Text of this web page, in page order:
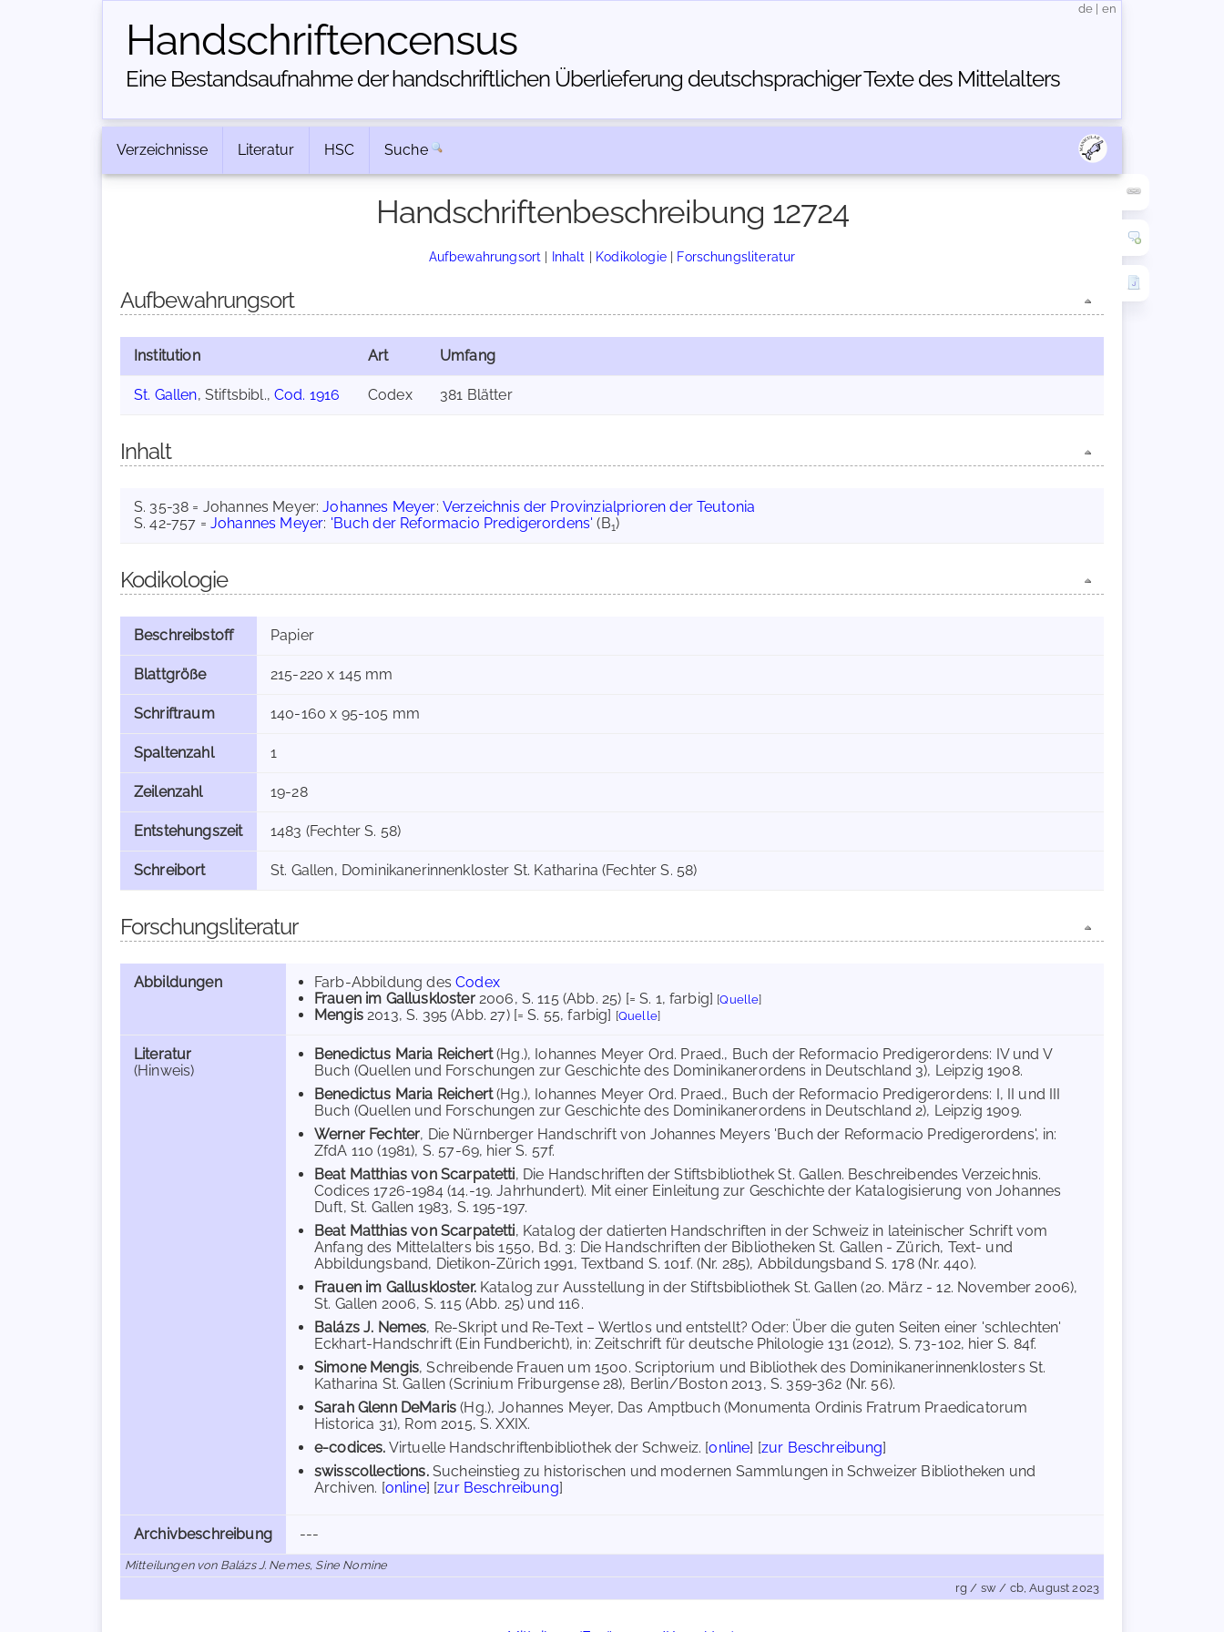
Handschriften­census
Eine Bestandsaufnahme der handschriftlichen Über­lieferung deutschsprachiger Texte des Mittelalters
de en
Verzeichnisse Literatur HSC Suche
Handschriftenbeschreibung 12724
Aufbewahrungsort | Inhalt | Kodikologie| Forschungsliteratur
Aufbewahrungsort
Institution Art Umfang
St. Gallen, Stiftsbibl.,Cod. 1916 Codex 381 Blätter
Inhalt
S. 35-38 = Johannes Meyer:Johannes Meyer: Verzeichnis der Provinzialprioren der Teutonia
S. 42-757 = Johannes Meyer: 'Buch der Reformacio Predigerordens' (B1)
Kodikologie
Beschreibstoff Papier
Blattgröße 215-220 x 145 mm
Schriftraum 140-160 x 95-105 mm
Spaltenzahl 1
Zeilenzahl 19-28
Entstehungszeit 1483 (Fechter S. 58)
Schreibort St. Gallen, Dominikanerinnenkloster St. Katharina (Fechter S. 58)
Forschungsliteratur
Abbildungen Farb-Abbildung desCodex
Frauen im Galluskloster2006, S. 115 (Abb. 25) [= S. 1, farbig] [Quelle]
Mengis2013, S. 395 (Abb. 27) [= S. 55, farbig] [Quelle]
Literatur
(Hinweis)
Benedictus Maria Reichert(Hg.), Iohannes Meyer Ord. Praed., Buch der Reformacio Predigerordens: IV und V
Buch (Quellen und Forschungen zur Geschichte des Dominikanerordens in Deutschland 3), Leipzig 1908.
Benedictus Maria Reichert(Hg.), Iohannes Meyer Ord. Praed., Buch der Reformacio Predigerordens: I, II und III
Buch (Quellen und Forschungen zur Geschichte des Dominikanerordens in Deutschland 2), Leipzig 1909.
Werner Fechter, Die Nürnberger Handschrift von Johannes Meyers 'Buch der Reformacio Predigerordens', in:
ZfdA 110 (1981), S. 57-69, hier S. 57f.
Beat Matthias von Scarpatetti, Die Handschriften der Stiftsbibliothek St. Gallen. Beschreibendes Verzeichnis.
Codices 1726-1984 (14.-19. Jahrhundert). Mit einer Einleitung zur Geschichte der Katalogisierung von Johannes
Duft, St. Gallen 1983, S. 195-197.
Beat Matthias von Scarpatetti, Katalog der datierten Handschriften in der Schweiz in lateinischer Schrift vom
Anfang des Mittelalters bis 1550, Bd. 3: Die Handschriften der Bibliotheken St. Gallen - Zürich, Text- und
Abbildungsband, Dietikon-Zürich 1991, Textband S. 101f. (Nr. 285), Abbildungsband S. 178 (Nr. 440).
Frauen im Galluskloster.Katalog zur Ausstellung in der Stiftsbibliothek St. Gallen (20. März - 12. November 2006),
St. Gallen 2006, S. 115 (Abb. 25) und 116.
Balázs J. Nemes, Re-Skript und Re-Text – Wertlos und entstellt? Oder: Über die guten Seiten einer 'schlechten'
Eckhart-Handschrift (Ein Fundbericht), in: Zeitschrift für deutsche Philologie 131 (2012), S. 73-102, hier S. 84f.
Simone Mengis, Schreibende Frauen um 1500. Scriptorium und Bibliothek des Dominikanerinnenklosters St.
Katharina St. Gallen (Scrinium Friburgense 28), Berlin/Boston 2013, S. 359-362 (Nr. 56).
Sarah Glenn DeMaris(Hg.), Johannes Meyer, Das Amptbuch (Monumenta Ordinis Fratrum Praedicatorum
Historica 31), Rom 2015, S. XXIX.
e-codices. Virtuelle Handschriftenbibliothek der Schweiz. [online] [zur Beschreibung]
swisscollections.Sucheinstieg zu historischen und modernen Sammlungen in Schweizer Bibliotheken und
Archiven. [online] [zur Beschreibung]
Archivbeschreibung ---
Mitteilungen von Balázs J. Nemes, Sine Nomine
rg / sw / cb, August 2023